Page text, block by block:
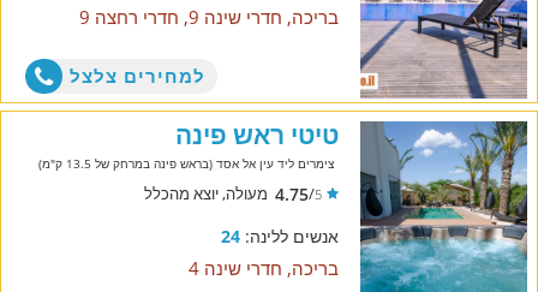
בריכה, חדרי שינה 9, חדרי רחצה 9
למחירים צלצל
טיטי ראש פינה
צימרים ליד עין אל אסד (בראש פינה במרחק של 13.5 ק"מ)
5
/
4.75 מעולה, יוצא מהכלל
אנשים ללינה:24
בריכה, חדרי שינה 4